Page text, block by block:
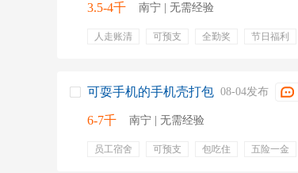
3.5-4千 南宁 | 无需经验
人走账清 可预支 全勤奖 节日福利
可耍手机的手机壳打包 08-04发布
6-7千 南宁 | 无需经验
员工宿舍 可预支 包吃住 五险一金